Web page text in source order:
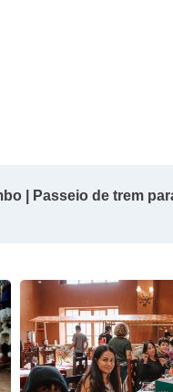
| Passeio de trem